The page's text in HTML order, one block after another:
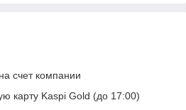
счет компании
карту Kaspi Gold (до 17:00)